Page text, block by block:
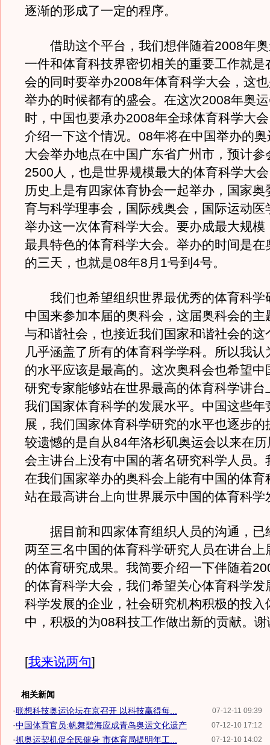
逐渐的形成了一定的程序。
借助这个平台，我们想伴随着2008年奥
一件和体育科技界密切相关的重要工作就
会的同时要举办2008年体育科学大会，这
举办的时候都有的盛会。在这次2008年奥
时，中国也要承办2008年全球体育科学大
介绍一下这个情况。08年将在中国举办的
大会举办地点在中国广东省广州市，预计参
2500人，也是世界规模最大的体育科学大
历史上是有四家体育协会一起举办，国家奥
育与科学理事会，国际残奥会，国际运动医
举办这一次体育科学大会。要办成最大规模
最具特色的体育科学大会。举办的时间是在
的三天，也就是08年8月1号到4号。
我们也希望组织世界最优秀的体育科学
中国来参加本届的奥科会，这届奥科会的主
与和谐社会，也接近我们国家和谐社会的这
几乎涵盖了所有的体育科学学科。所以我认
的水平应该是最高的。这次奥科会也希望中
研究专家能够站在世界最高的体育科学讲台
我们国家体育科学的发展水平。中国这些年
展，我们国家体育科学研究的水平也逐步的
较遗憾的是自从84年洛杉矶奥运会以来在
会主讲台上没有中国的著名研究科学人员。
在我们国家举办的奥科会上能有中国的体育
站在最高讲台上向世界展示中国的体育科学
据目前和四家体育组织人员的沟通，已
两至三名中国的体育科学研究人员在讲台上
的体育研究成果。我简要介绍一下伴随着
的体育科学大会，我们希望关心体育科学发
科学发展的企业，社会研究机构积极的投入
中，积极的为08科技工作做出新的贡献。
[我来说两句]
相关新闻
07-12-11 09:39
·联想科技奥运论坛在京召开 以科技赢得每...
07-12-10 17:12
·中国体育官员:帆舞碧海应成青岛奥运文化遗产
07-12-10 14:02
·抓奥运契机促全民健身 市体育局提明年工...